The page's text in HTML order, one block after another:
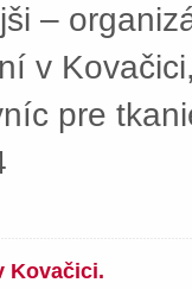
–
v
pre
Kovačici.